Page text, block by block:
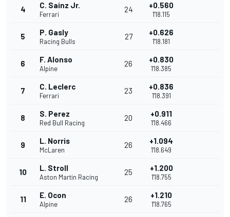
4 C. Sainz Jr.
Ferrari
24 +0.560
1'18.115
5 P. Gasly
Racing Bulls
27 +0.626
1'18.181
6 F. Alonso
Alpine
26 +0.830
1'18.385
7 C. Leclerc
Ferrari
23 +0.836
1'18.391
8 S. Perez
Red Bull Racing
20 +0.911
1'18.466
9 L. Norris
McLaren
26 +1.094
1'18.649
10 L. Stroll
Aston Martin Racing
25 +1.200
1'18.755
11 E. Ocon
Alpine
26 +1.210
1'18.765